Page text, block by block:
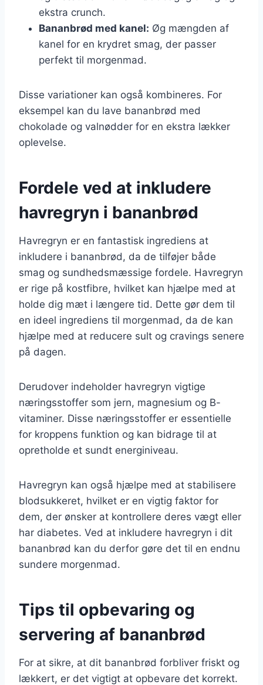
ekstra crunch.
Bananbrød med kanel: Øg mængden af
kanel for en krydret smag, der passer
perfekt til morgenmad.
Disse variationer kan også kombineres. For
eksempel kan du lave bananbrød med
chokolade og valnødder for en ekstra lækker
oplevelse.
Fordele ved at inkludere
havregryn i bananbrød
Havregryn er en fantastisk ingrediens at
inkludere i bananbrød, da de tilføjer både
smag og sundhedsmæssige fordele. Havregryn
er rige på kostfibre, hvilket kan hjælpe med at
holde dig mæt i længere tid. Dette gør dem til
en ideel ingrediens til morgenmad, da de kan
hjælpe med at reducere sult og cravings senere
på dagen.
Derudover indeholder havregryn vigtige
næringsstoffer som jern, magnesium og B-
vitaminer. Disse næringsstoffer er essentielle
for kroppens funktion og kan bidrage til at
opretholde et sundt energiniveau.
Havregryn kan også hjælpe med at stabilisere
blodsukkeret, hvilket er en vigtig faktor for
dem, der ønsker at kontrollere deres vægt eller
har diabetes. Ved at inkludere havregryn i dit
bananbrød kan du derfor gøre det til en endnu
sundere morgenmad.
Tips til opbevaring og
servering af bananbrød
For at sikre, at dit bananbrød forbliver friskt og
lækkert, er det vigtigt at opbevare det korrekt.